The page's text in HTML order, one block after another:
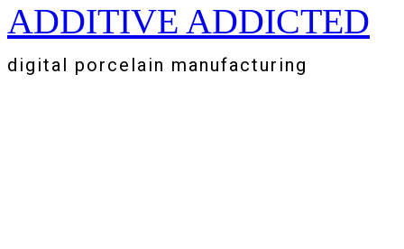
Zum
Inhalt
springen
ADDITIVE ADDICTED
digital porcelain manufacturing